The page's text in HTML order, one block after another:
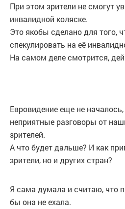
При этом зрители не смогут
инвалидной коляске.
Это якобы сделано для того,
спекулировать на её
На самом деле смотрится,
Евровидение еще не
неприятные разговоры от
зрителей.
А что будет дальше? И как
зрители, но и других стран?
Я сама думала и считаю, что
бы она не ехала.